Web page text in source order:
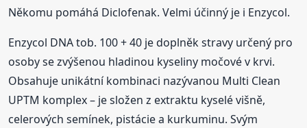
Někomu pomáhá Diclofenak. Velmi účinný je i Enzycol.
Enzycol DNA tob. 100 + 40 je doplněk stravy určený pro
osoby se zvýšenou hladinou kyseliny močové v krvi.
Obsahuje unikátní kombinaci nazývanou Multi Clean
UPTM komplex – je složen z extraktu kyselé višně,
celerových semínek, pistácie a kurkuminu. Svým